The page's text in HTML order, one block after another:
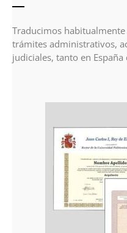
Traducimos
trámites administrativos,
judiciales, tanto en